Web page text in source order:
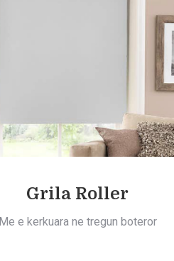
Grila Roller
Me e kerkuara ne tregun boteror